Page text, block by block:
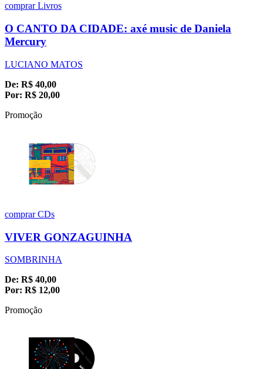
comprarLivros
O CANTO DA CIDADE: axé music de Daniela
Mercury
LUCIANO MATOS
De: R$ 40,00
Por: R$ 20,00
Promoção
comprarCDs
VIVER GONZAGUINHA
SOMBRINHA
De: R$ 40,00
Por: R$ 12,00
Promoção